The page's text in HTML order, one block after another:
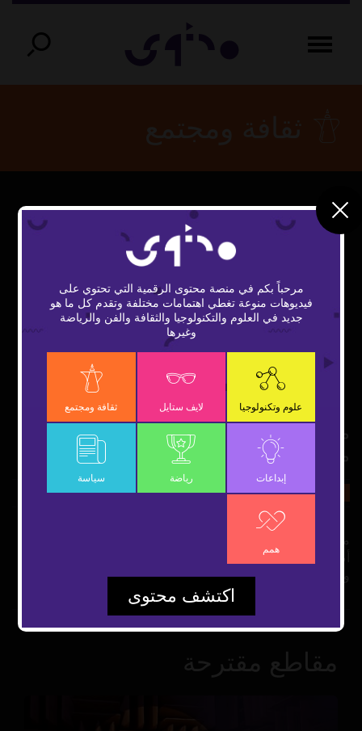
The Video Cloud video was not found.
VIDEO_CLOUD_ERR_VIDEO_NOT_FOUND
Session ID:2026-08-08:318621c98806415c88494863
vidbcove
OK
Dialog
مركز زايد الزراعي للتنمية والتأهيل.. مبادرات
مستمرة
ثقافة ومجتمع 27 سبتمبر 2018 شارك
مركز زايد الزراعي، مشروع اجتماعي إنساني يهدف لمساعدة
أصحاب الهمم في العمل بمجال الانتاج الزراعي بشقية النباتي
والحيواني.
مقاطع مقترحة
مرحباً بكم في منصة محتوى الرقمية التي تحتوي على
فيديوهات منوعة تغطي اهتمامات مختلفة وتقدم كل ما هو
جديد في العلوم والتكنولوجيا والثقافة والفن والرياضة
وغيرها
علوم وتكنولوجيا لايف ستايل ثقافة ومجتمع
إبداعات رياضة سياسة
همم
اكتشف محتوى